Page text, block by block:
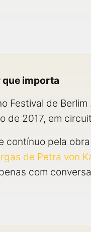
que importa
Festival de
de 2017, em
contínuo pela
de Petra von
com